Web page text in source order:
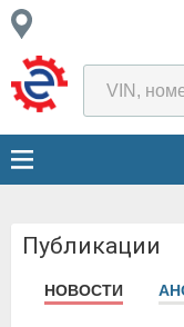
Публикации
НОВОСТИ